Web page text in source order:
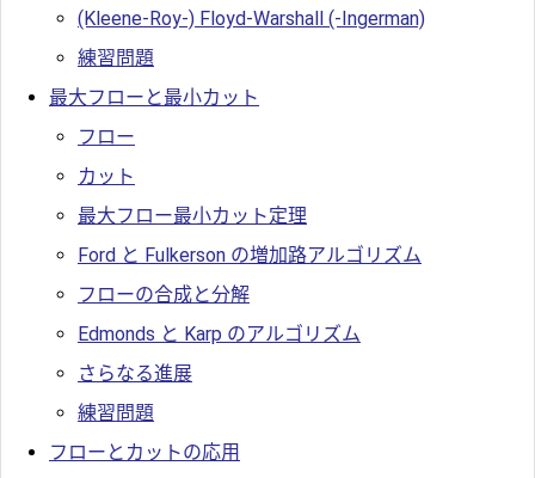
(Kleene-Roy-) Floyd-Warshall (-Ingerman)
練習問題
最大フローと最小カット
フロー
カット
最大フロー最小カット定理
Ford と Fulkerson の増加路アルゴリズム
フローの合成と分解
Edmonds と Karp のアルゴリズム
さらなる進展
練習問題
フローとカットの応用